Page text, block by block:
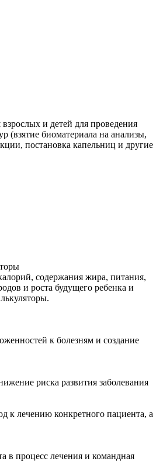
и детей для проведения
(взятие биоматериала на анализы,
постановка капельниц и другие
содержания жира, питания,
и роста будущего ребенка и
к болезням и создание
риска развития заболевания
к лечению конкретного пациента, а
в процесс лечения и командная